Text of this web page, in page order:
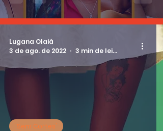
'Sem Cortes'
Lugana Olaiá
3 de ago. de 2022
3 min de leitura